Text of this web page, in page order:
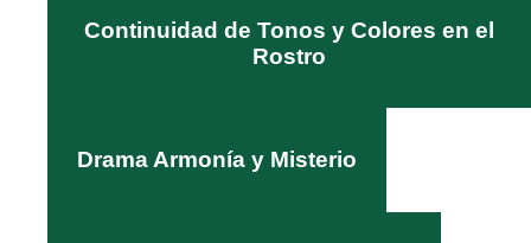
Continuidad de Tonos y Colores en el
Rostro
Drama Armonía y Misterio